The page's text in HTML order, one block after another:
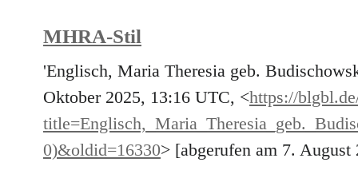
MHRA-Stil
'Englisch, Maria Theresia geb.
Oktober 2025, 13:16 UTC, <https://
0)&oldid=16330> [abgerufen am 7. August